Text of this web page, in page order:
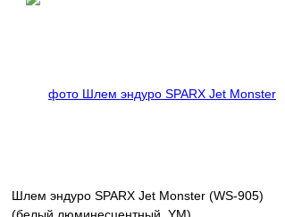
Шлем эндуро SPARX Jet Monster (WS-905)